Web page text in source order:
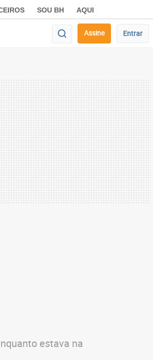
SOU BH AQUI
Assine Entrar
estava na